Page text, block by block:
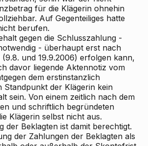
für die Klägerin ohnehin
Auf Gegenteiliges hatte
berufen.
gegen die Schlusszahlung -
- überhaupt erst nach
(9.8. und 19.9.2006) erfolgen kann,
davor liegende Aktennotiz vom
dem erstinstanzlich
Standpunkt der Klägerin kein
sein. Von einem zeitlich nach dem
und schriftlich begründeten
Klägerin selbst nicht aus.
der Beklagten ist damit berechtigt.
der Zahlungen der Beklagten als